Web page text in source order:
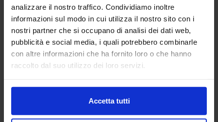
analizzare il nostro traffico. Condividiamo inoltre
informazioni sul modo in cui utilizza il nostro sito con i
nostri partner che si occupano di analisi dei dati web,
pubblicità e social media, i quali potrebbero combinarle
con altre informazioni che ha fornito loro o che hanno
raccolto dal suo utilizzo dei loro servizi.
Accetta tutti
Informativa sulla privacy